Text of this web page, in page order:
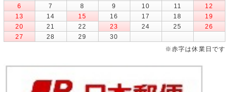
6
7 8 9 10 11
12
13
14 15 16 17 18
19
20
21 22 23 24 25
26
27
28 29
30
※赤字は休業日です